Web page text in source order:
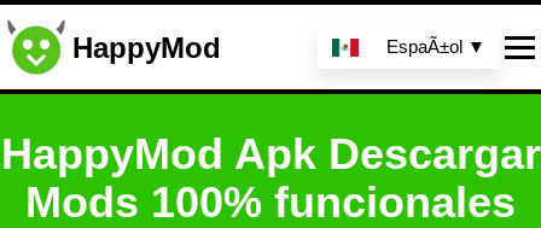
HappyMod EspaÃ±ol ▼
HappyMod Apk Descargar
Mods 100% funcionales